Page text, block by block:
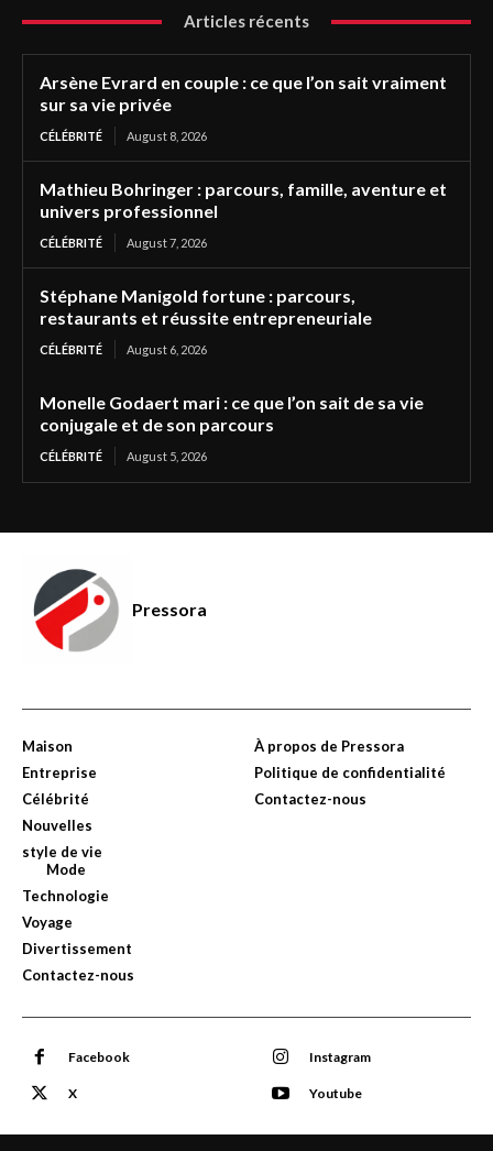
Articles récents
Arsène Evrard en couple : ce que l’on sait vraiment
sur sa vie privée
CÉLÉBRITÉ August 8, 2026
Mathieu Bohringer : parcours, famille, aventure et
univers professionnel
CÉLÉBRITÉ August 7, 2026
Stéphane Manigold fortune : parcours,
restaurants et réussite entrepreneuriale
CÉLÉBRITÉ August 6, 2026
Monelle Godaert mari : ce que l’on sait de sa vie
conjugale et de son parcours
CÉLÉBRITÉ August 5, 2026
Pressora
Maison
Entreprise
Célébrité
Nouvelles
style de vie
Mode
Technologie
Voyage
Divertissement
Contactez-nous
À propos de Pressora
Politique de confidentialité
Contactez-nous
Facebook Instagram
X Youtube